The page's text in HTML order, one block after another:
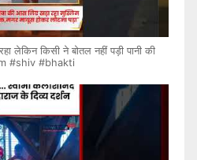
लेकिन किसी ने बोतल नहीं पड़ी पानी की
#shiv #bhakti